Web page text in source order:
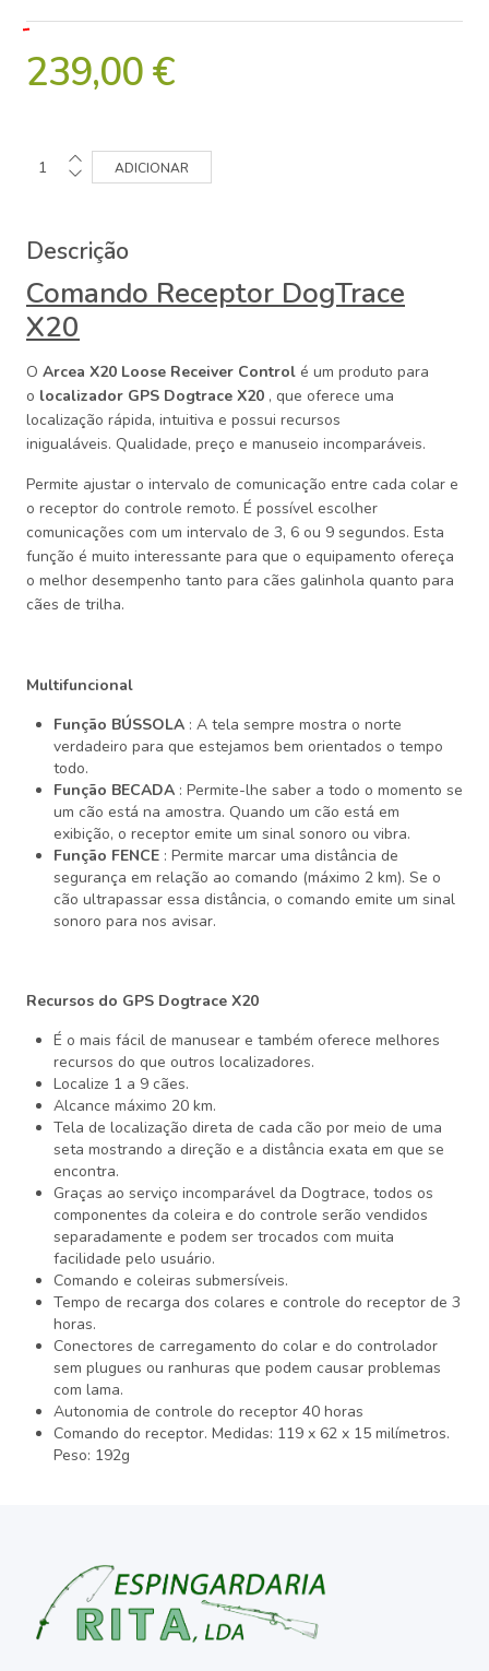
239,00 €
Descrição
Comando Receptor DogTrace
X20
O Arcea X20 Loose Receiver Control é um produto para
o localizador GPS Dogtrace X20 , que oferece uma
localização rápida, intuitiva e possui recursos
inigualáveis. Qualidade, preço e manuseio incomparáveis.
Permite ajustar o intervalo de comunicação entre cada colar e
o receptor do controle remoto. É possível escolher
comunicações com um intervalo de 3, 6 ou 9 segundos. Esta
função é muito interessante para que o equipamento ofereça
o melhor desempenho tanto para cães galinhola quanto para
cães de trilha.
Multifuncional
Função BÚSSOLA : A tela sempre mostra o norte
verdadeiro para que estejamos bem orientados o tempo
todo.
Função BECADA : Permite-lhe saber a todo o momento se
um cão está na amostra. Quando um cão está em
exibição, o receptor emite um sinal sonoro ou vibra.
Função FENCE : Permite marcar uma distância de
segurança em relação ao comando (máximo 2 km). Se o
cão ultrapassar essa distância, o comando emite um sinal
sonoro para nos avisar.
Recursos do GPS Dogtrace X20
É o mais fácil de manusear e também oferece melhores
recursos do que outros localizadores.
Localize 1 a 9 cães.
Alcance máximo 20 km.
Tela de localização direta de cada cão por meio de uma
seta mostrando a direção e a distância exata em que se
encontra.
Graças ao serviço incomparável da Dogtrace, todos os
componentes da coleira e do controle serão vendidos
separadamente e podem ser trocados com muita
facilidade pelo usuário.
Comando e coleiras submersíveis.
Tempo de recarga dos colares e controle do receptor de 3
horas.
Conectores de carregamento do colar e do controlador
sem plugues ou ranhuras que podem causar problemas
com lama.
Autonomia de controle do receptor 40 horas
Comando do receptor. Medidas: 119 x 62 x 15 milímetros.
Peso: 192g